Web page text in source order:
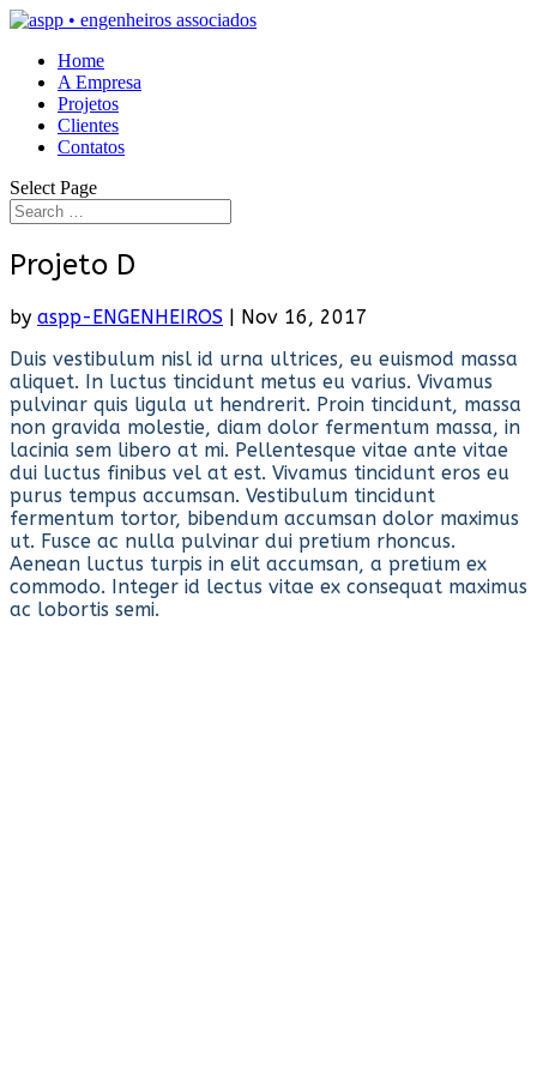
Home
A Empresa
Projetos
Clientes
Contatos
Select Page
Projeto D
by aspp-ENGENHEIROS | Nov 16, 2017
Duis vestibulum nisl id urna ultrices, eu euismod massa
aliquet. In luctus tincidunt metus eu varius. Vivamus
pulvinar quis ligula ut hendrerit. Proin tincidunt, massa
non gravida molestie, diam dolor fermentum massa, in
lacinia sem libero at mi. Pellentesque vitae ante vitae
dui luctus finibus vel at est. Vivamus tincidunt eros eu
purus tempus accumsan. Vestibulum tincidunt
fermentum tortor, bibendum accumsan dolor maximus
ut. Fusce ac nulla pulvinar dui pretium rhoncus.
Aenean luctus turpis in elit accumsan, a pretium ex
commodo. Integer id lectus vitae ex consequat maximus
ac lobortis semi.